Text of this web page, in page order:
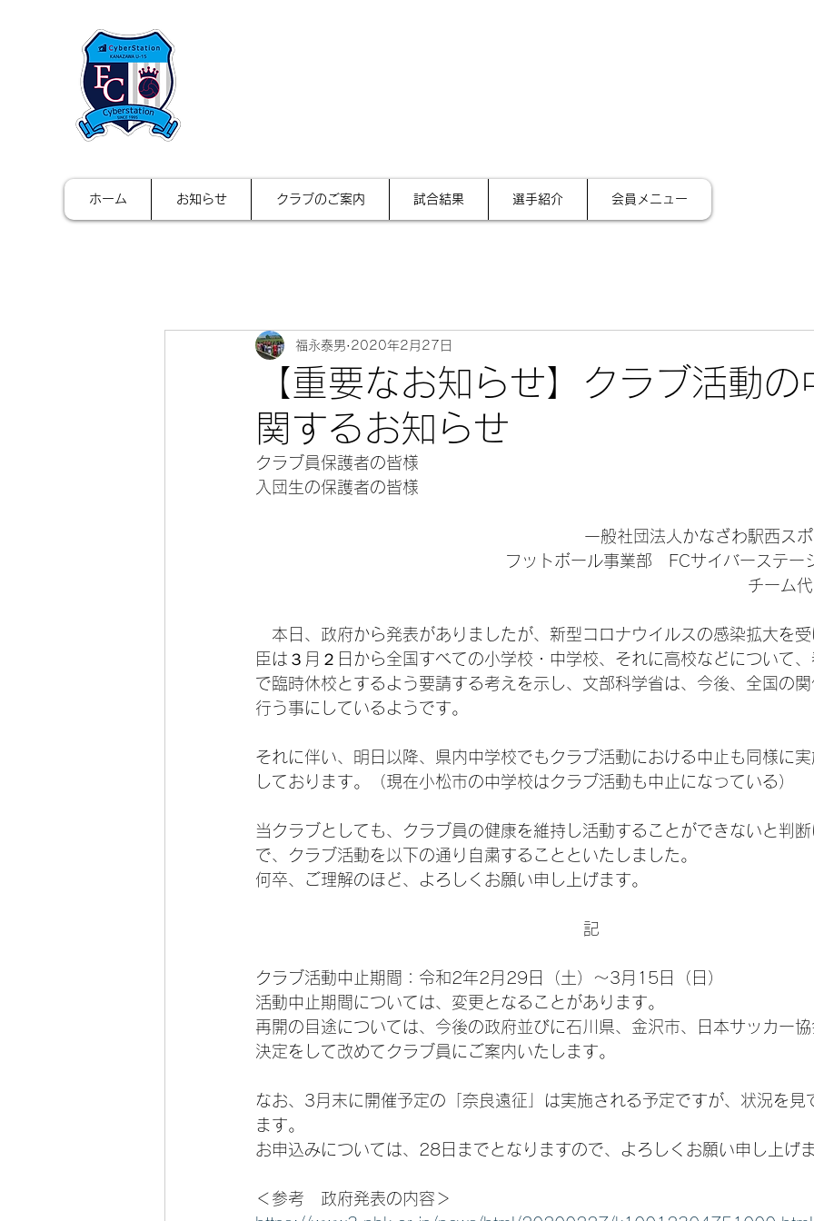
ホーム お知らせ クラブのご案内 試合結果 選手紹介 会員メニュー
【重要なお知らせ】クラブ活動の
関するお知らせ
福永泰男 2020年2月27日
クラブ員保護者の皆様
入団生の保護者の皆様
一般社団法人かなざわ駅西ス
フットボール事業部　FCサイバーステ
チーム
本日、政府から発表がありましたが、新型コロナウイルスの感染拡大を
臣は３月２日から全国すべての小学校・中学校、それに高校などについて
で臨時休校とするよう要請する考えを示し、文部科学省は、今後、全国の
行う事にしているようです。
それに伴い、明日以降、県内中学校でもクラブ活動における中止も同様に
しております。（現在小松市の中学校はクラブ活動も中止になっている）
当クラブとしても、クラブ員の健康を維持し活動することができないと判
で、クラブ活動を以下の通り自粛することといたしました。
何卒、ご理解のほど、よろしくお願い申し上げます。
記
クラブ活動中止期間：令和2年2月29日（土）～3月15日（日）
活動中止期間については、変更となることがあります。
再開の目途については、今後の政府並びに石川県、金沢市、日本サッカー
決定をして改めてクラブ員にご案内いたします。
なお、3月末に開催予定の「奈良遠征」は実施される予定ですが、状況を見
ます。
お申込みについては、28日までとなりますので、よろしくお願い申し上げ
＜参考　政府発表の内容＞